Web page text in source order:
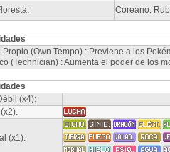
Coreano:
Propio (Own Tempo) : Previene a los
(Technician) : Aumenta el poder de los
(x4):
(x1):